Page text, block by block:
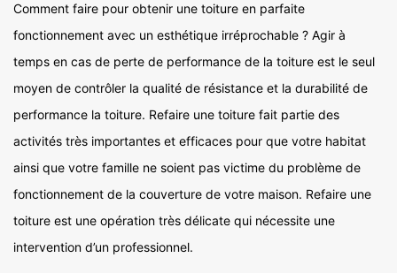
Comment faire pour obtenir une toiture en parfaite
fonctionnement avec un esthétique irréprochable ? Agir à
temps en cas de perte de performance de la toiture est le seul
moyen de contrôler la qualité de résistance et la durabilité de
performance la toiture. Refaire une toiture fait partie des
activités très importantes et efficaces pour que votre habitat
ainsi que votre famille ne soient pas victime du problème de
fonctionnement de la couverture de votre maison. Refaire une
toiture est une opération très délicate qui nécessite une
intervention d’un professionnel.